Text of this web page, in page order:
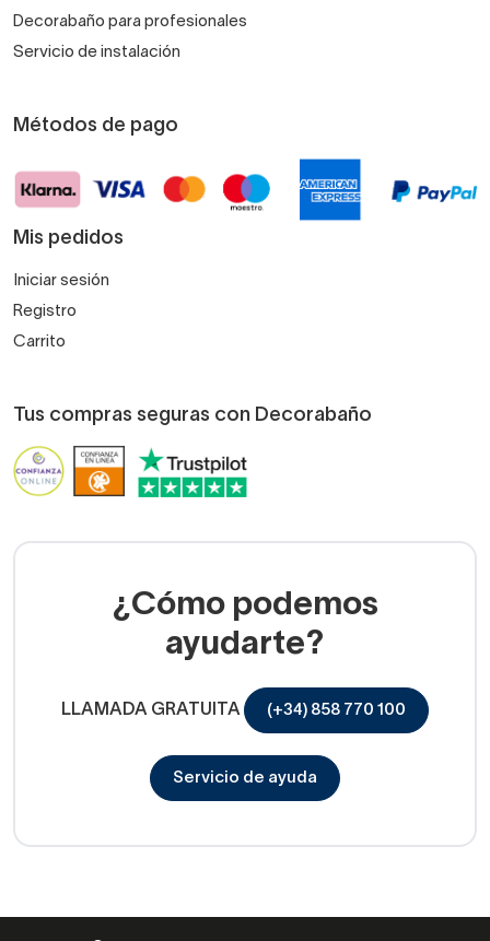
Decorabaño para profesionales
Servicio de instalación
Métodos de pago
Mis pedidos
Iniciar sesión
Registro
Carrito
Tus compras seguras con Decorabaño
¿Cómo podemos
ayudarte?
LLAMADA GRATUITA (+34) 858 770 100
Servicio de ayuda